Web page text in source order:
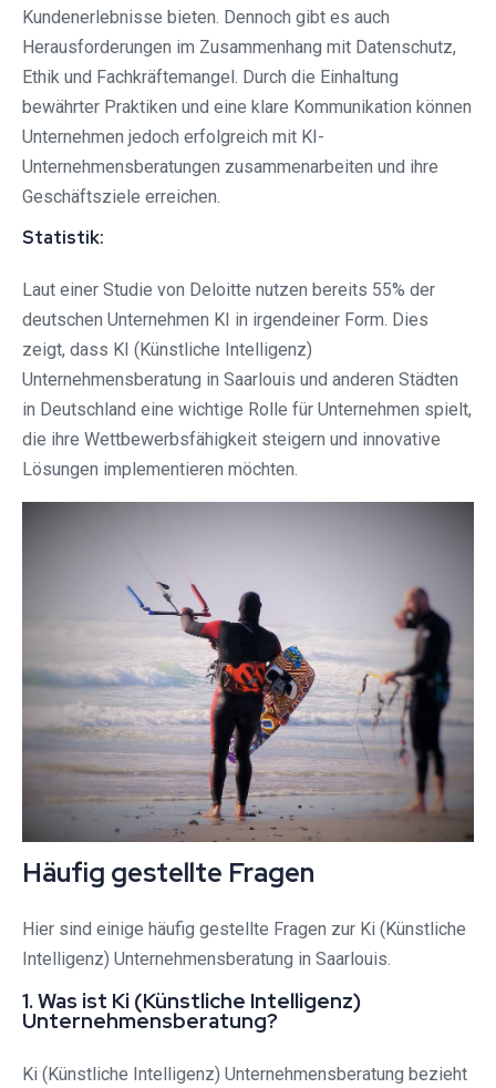
Kundenerlebnisse bieten. Dennoch gibt es auch
Herausforderungen im Zusammenhang mit Datenschutz,
Ethik und Fachkräftemangel. Durch die Einhaltung
bewährter Praktiken und eine klare Kommunikation können
Unternehmen jedoch erfolgreich mit KI-
Unternehmensberatungen zusammenarbeiten und ihre
Geschäftsziele erreichen.
Statistik:
Laut einer Studie von Deloitte nutzen bereits 55% der
deutschen Unternehmen KI in irgendeiner Form. Dies
zeigt, dass KI (Künstliche Intelligenz)
Unternehmensberatung in Saarlouis und anderen Städten
in Deutschland eine wichtige Rolle für Unternehmen spielt,
die ihre Wettbewerbsfähigkeit steigern und innovative
Lösungen implementieren möchten.
Häufig gestellte Fragen
Hier sind einige häufig gestellte Fragen zur Ki (Künstliche
Intelligenz) Unternehmensberatung in Saarlouis.
1. Was ist Ki (Künstliche Intelligenz)
Unternehmensberatung?
Ki (Künstliche Intelligenz) Unternehmensberatung bezieht